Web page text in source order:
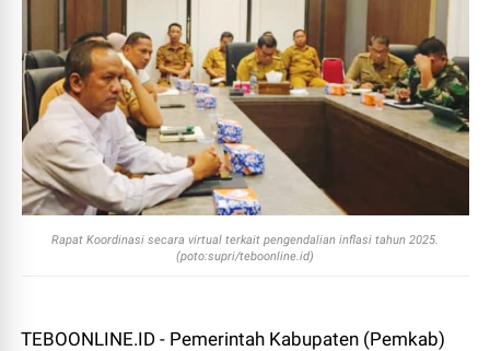
Rapat Koordinasi secara virtual terkait pengendalian inflasi tahun 2025.
(poto:supri/teboonline.id)
TEBOONLINE.ID - Pemerintah Kabupaten (Pemkab)